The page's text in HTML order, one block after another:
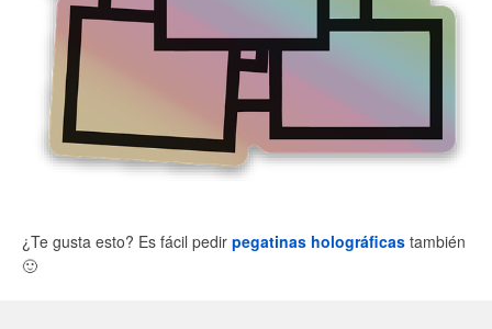
¿Te gusta esto? Es fácil pedir pegatinas holográficas también
🙂